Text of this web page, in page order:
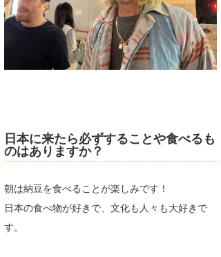
日本に来たら必ずすることや食べるも
のはありますか？
朝は納豆を食べることが楽しみです！
日本の食べ物が好きで、文化も人々も大好きで
す。
まっきー
三輪予報士
小川予報士
唐澤予報士
ゴン